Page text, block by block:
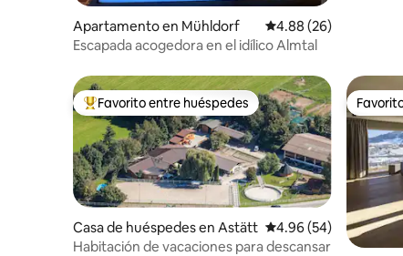
Apartamento en Mühldorf Calificación
4.88 (26)
Escapada acogedora en el idílico Almtal
Favorito entre huéspedes preferido
Favorito entre huéspedes
Casa de huéspedes en Astätt Calificación
4.96 (54)
Habitación de vacaciones para descansar